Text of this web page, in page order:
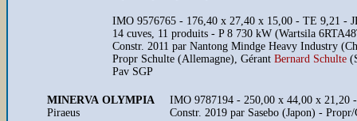
IMO 9576765 - 176,40 x 27,40 x 15,00 - TE 9,21 -
14 cuves, 11 produits - P 8 730 kW (Wartsila
Constr. 2011 par Nantong Mindge Heavy Industry
Propr Schulte (Allemagne), Gérant Bernard Schulte
Pav SGP
MINERVA OLYMPIA
Piraeus
IMO 9787194 - 250,00 x 44,00 x
Constr. 2019 par Sasebo (Japon) -